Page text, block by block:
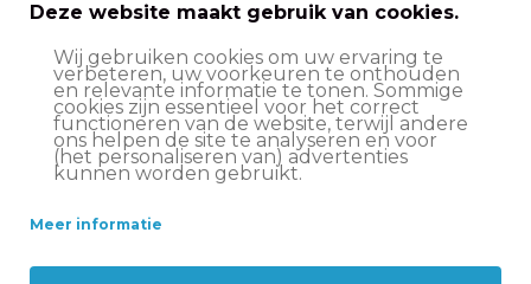
Advies nodig?Vraag het onze klantenservice!
Ruim aanbod fietsenvoor jong en oud!
2 jaar garantieop onze producten
Beschrijving
Specificaties
Deze website maakt gebruik van cookies.
Wij gebruiken cookies om uw ervaring te
verbeteren, uw voorkeuren te onthouden
en relevante informatie te tonen. Sommige
cookies zijn essentieel voor het correct
functioneren van de website, terwijl andere
ons helpen de site te analyseren en voor
(het personaliseren van) advertenties
kunnen worden gebruikt.
Meer informatie